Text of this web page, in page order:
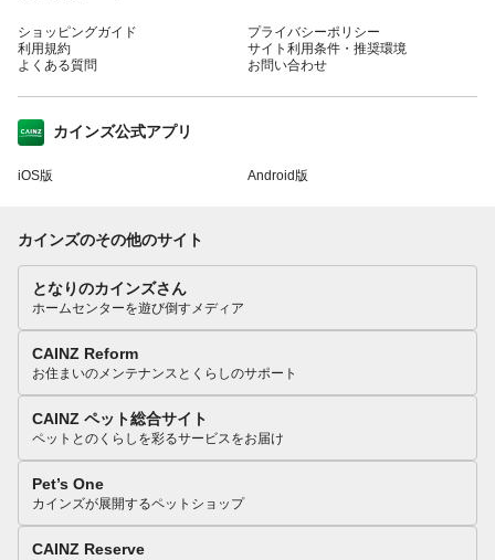
ショッピングガイド
利用規約
よくある質問
プライバシーポリシー
サイト利用条件・推奨環境
お問い合わせ
カインズ公式アプリ
iOS版 Android版
カインズのその他のサイト
となりのカインズさん
ホームセンターを遊び倒すメディア
CAINZ Reform
お住まいのメンテナンスとくらしのサポート
CAINZ ペット総合サイト
ペットとのくらしを彩るサービスをお届け
Pet’s One
カインズが展開するペットショップ
CAINZ Reserve